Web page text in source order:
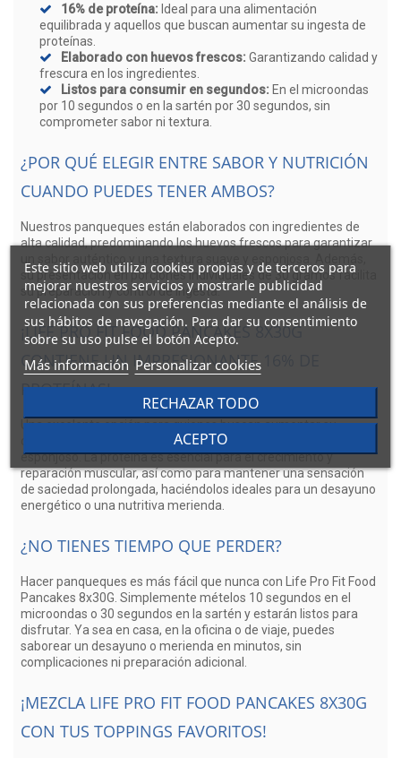
16% de proteína: Ideal para una alimentación
equilibrada y aquellos que buscan aumentar su ingesta de
proteínas.
Elaborado con huevos frescos: Garantizando calidad y
frescura en los ingredientes.
Listos para consumir en segundos: En el microondas
por 10 segundos o en la sartén por 30 segundos, sin
comprometer sabor ni textura.
¿POR QUÉ ELEGIR ENTRE SABOR Y NUTRICIÓN
CUANDO PUEDES TENER AMBOS?
Nuestros panqueques están elaborados con ingredientes de
alta calidad, predominando los huevos frescos para garantizar
su presentación en porciones individuales de 30 gramos facilita
su preparación y control de ingesta.
¡LIFE PRO FIT FOOD PANCAKES 8X30G
CONTIENE UN IMPRESIONANTE 16% DE
PROTEÍNAS!
Una excelente opción para quienes buscan aumentar su
consumo de proteínas sin renunciar al sabor de un pancake
esponjoso. La proteína es esencial para el crecimiento y
reparación muscular, así como para mantener una sensación
de saciedad prolongada, haciéndolos ideales para un desayuno
energético o una nutritiva merienda.
¿NO TIENES TIEMPO QUE PERDER?
Hacer panqueques es más fácil que nunca con Life Pro Fit Food
Pancakes 8x30G. Simplemente mételos 10 segundos en el
microondas o 30 segundos en la sartén y estarán listos para
disfrutar. Ya sea en casa, en la oficina o de viaje, puedes
saborear un desayuno o merienda en minutos, sin
complicaciones ni preparación adicional.
¡MEZCLA LIFE PRO FIT FOOD PANCAKES 8X30G
CON TUS TOPPINGS FAVORITOS!
Este sitio web utiliza cookies propias y de terceros para
mejorar nuestros servicios y mostrarle publicidad
relacionada con sus preferencias mediante el análisis de
sus hábitos de navegación. Para dar su consentimiento
sobre su uso pulse el botón Acepto.
Más información Personalizar cookies
RECHAZAR TODO
ACEPTO